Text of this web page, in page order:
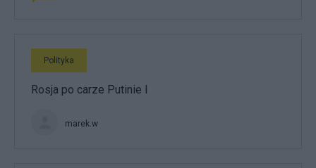
Polityka
Rosja po carze Putinie I
marek.w